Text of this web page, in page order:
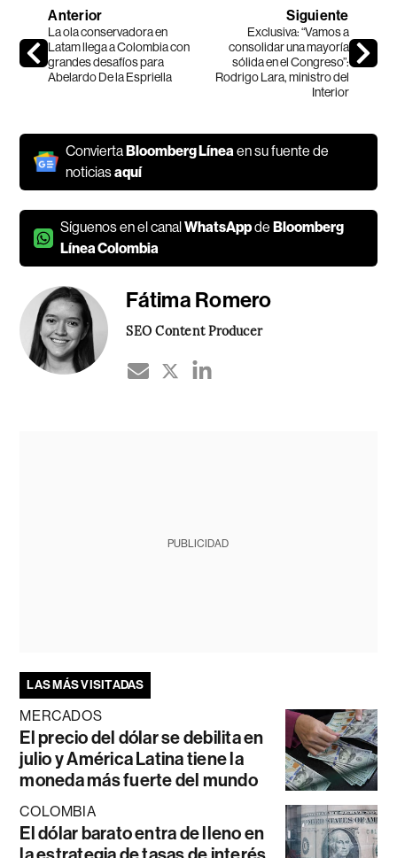
Anterior
La ola conservadora en
Latam llega a Colombia con
grandes desafíos para
Abelardo De la Espriella
Siguiente
Exclusiva: “Vamos a
consolidar una mayoría
sólida en el Congreso”:
Rodrigo Lara, ministro del
Interior
ConviertaBloomberg Línea en su fuente de
noticiasaquí
Síguenos en el canalWhatsAppdeBloomberg
Línea Colombia
Fátima Romero
SEO Content Producer
PUBLICIDAD
LAS MÁS VISITADAS
MERCADOS
El precio del dólar se debilita en
julio y América Latina tiene la
moneda más fuerte del mundo
COLOMBIA
El dólar barato entra de lleno en